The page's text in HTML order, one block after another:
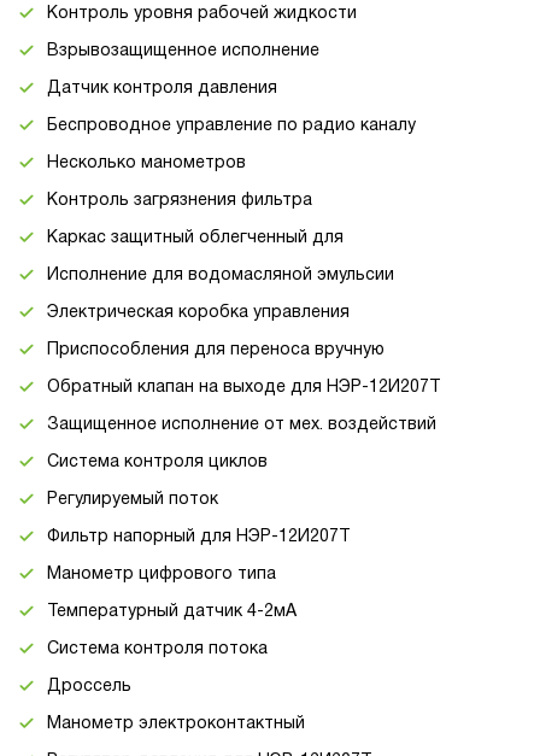
Контроль уровня рабочей жидкости
Взрывозащищенное исполнение
Датчик контроля давления
Беспроводное управление по радио каналу
Несколько манометров
Контроль загрязнения фильтра
Каркас защитный облегченный для
Исполнение для водомасляной эмульсии
Электрическая коробка управления
Приспособления для переноса вручную
Обратный клапан на выходе для НЭР-12И207Т
Защищенное исполнение от мех. воздействий
Система контроля циклов
Регулируемый поток
Фильтр напорный для НЭР-12И207Т
Манометр цифрового типа
Температурный датчик 4-2мА
Система контроля потока
Дроссель
Манометр электроконтактный